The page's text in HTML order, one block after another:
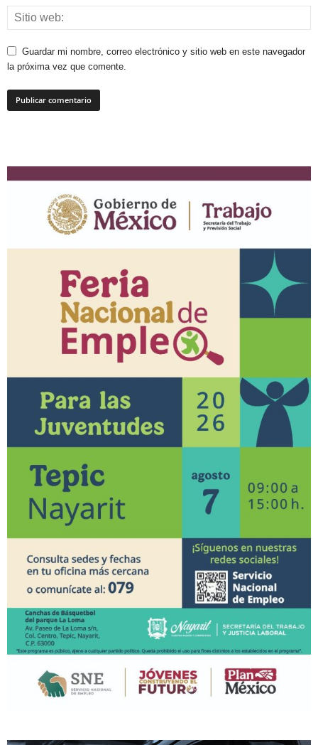
Guardar mi nombre, correo electrónico y sitio web en este navegador
la próxima vez que comente.